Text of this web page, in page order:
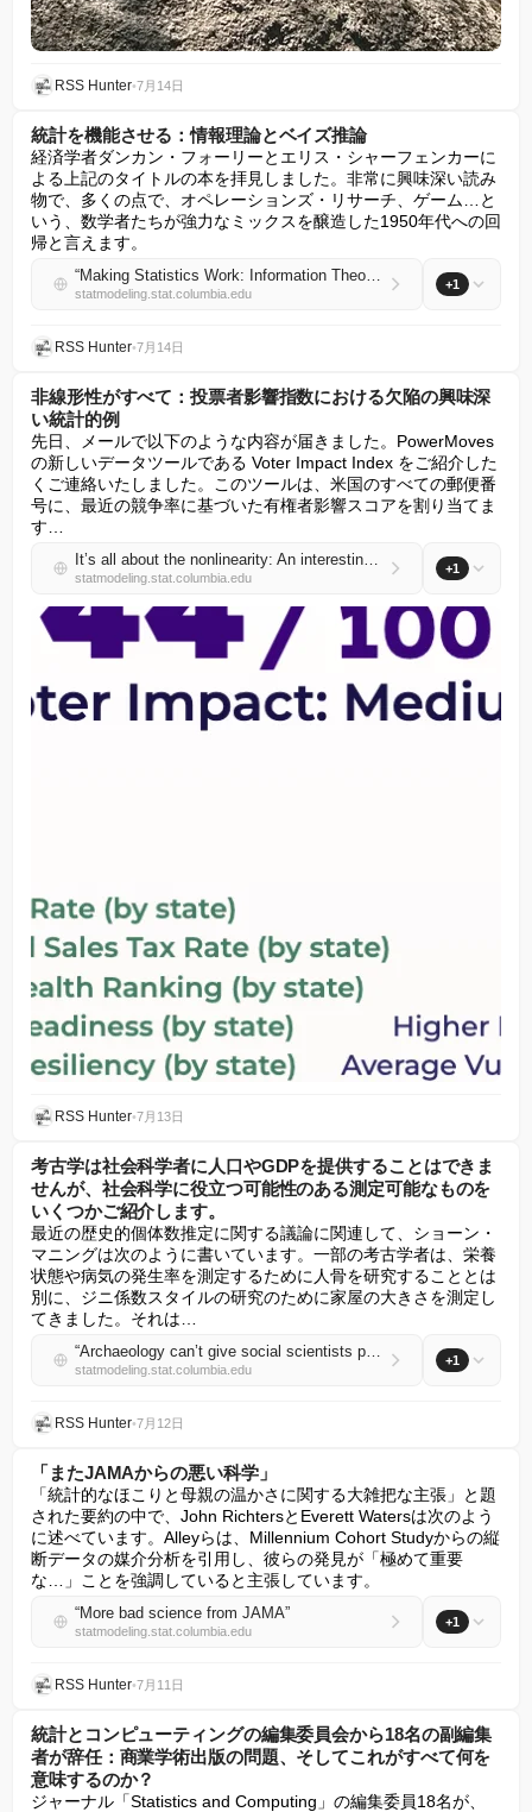
RSS Hunter•7月14日
統計を機能させる：情報理論とベイズ推論
経済学者ダンカン・フォーリーとエリス・シャーフェンカーに
よる上記のタイトルの本を拝見しました。非常に興味深い読み
物で、多くの点で、オペレーションズ・リサーチ、ゲーム…と
いう、数学者たちが強力なミックスを醸造した1950年代への回
帰と言えます。
“Making Statistics Work: Information Theory and Bayesian Inference”
statmodeling.stat.columbia.edu
+1
RSS Hunter•7月14日
非線形性がすべて：投票者影響指数における欠陥の興味深
い統計的例
先日、メールで以下のような内容が届きました。PowerMoves
の新しいデータツールである Voter Impact Index をご紹介した
くご連絡いたしました。このツールは、米国のすべての郵便番
号に、最近の競争率に基づいた有権者影響スコアを割り当てま
す…
It’s all about the nonlinearity: An interesting statistical example of flaws in a voter impact index
statmodeling.stat.columbia.edu
+1
RSS Hunter•7月13日
考古学は社会科学者に人口やGDPを提供することはできま
せんが、社会科学に役立つ可能性のある測定可能なものを
いくつかご紹介します。
最近の歴史的個体数推定に関する議論に関連して、ショーン・
マニングは次のように書いています。一部の考古学者は、栄養
状態や病気の発生率を測定するために人骨を研究することとは
別に、ジニ係数スタイルの研究のために家屋の大きさを測定し
てきました。それは…
“Archaeology can’t give social scientists population or GDP, but here are some things we can measure that might be useful for social science.”
statmodeling.stat.columbia.edu
+1
RSS Hunter•7月12日
「またJAMAからの悪い科学」
「統計的なほこりと母親の温かさに関する大雑把な主張」と題
された要約の中で、John RichtersとEverett Watersは次のよう
に述べています。Alleyらは、Millennium Cohort Studyからの縦
断データの媒介分析を引用し、彼らの発見が「極めて重要
な…」ことを強調していると主張しています。
“More bad science from JAMA”
statmodeling.stat.columbia.edu
+1
RSS Hunter•7月11日
統計とコンピューティングの編集委員会から18名の副編集
者が辞任：商業学術出版の問題、そしてこれがすべて何を
意味するのか？
ジャーナル「Statistics and Computing」の編集委員18名が、